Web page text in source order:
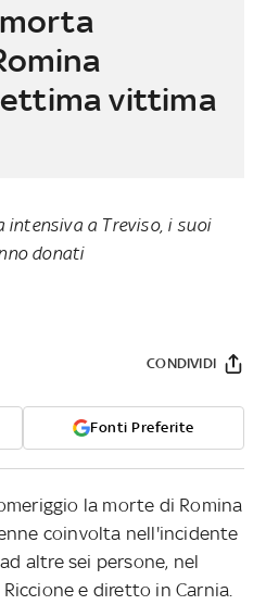
vittima
intensiva a Treviso, i suoi
donati
Fonti Preferite
CONDIVIDI
la morte di Romina
coinvolta nell'incidente
altre sei persone, nel
e diretto in Carnia.